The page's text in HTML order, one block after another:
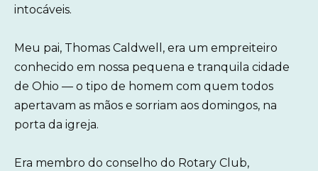
intocáveis.
Meu pai, Thomas Caldwell, era um empreiteiro
conhecido em nossa pequena e tranquila cidade
de Ohio — o tipo de homem com quem todos
apertavam as mãos e sorriam aos domingos, na
porta da igreja.
Era membro do conselho do Rotary Club,